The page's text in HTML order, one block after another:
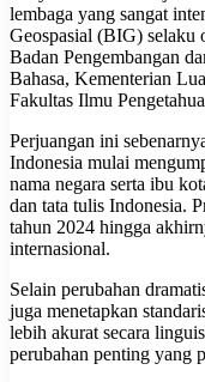
lembaga yang sangat
Geospasial (BIG) selaku
Badan Pengembangan
Bahasa, Kementerian
Fakultas Ilmu
Perjuangan ini
Indonesia mulai
nama negara serta ibu
dan tata tulis Indonesia.
tahun 2024 hingga
internasional.
Selain perubahan
juga menetapkan
lebih akurat secara
perubahan penting yang